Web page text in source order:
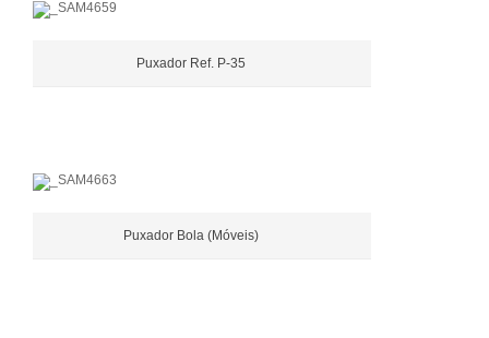
Puxador Ref. P-35
Puxador Bola (Móveis)